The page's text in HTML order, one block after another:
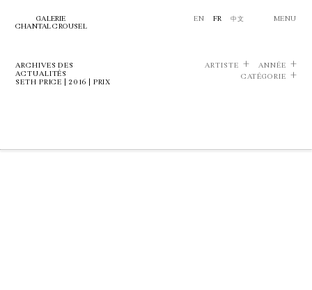
GALERIE
CHANTAL CROUSEL
EN FR 中文 MENU
ARCHIVES DES
ACTUALITÉS
SETH PRICE | 2016 | PRIX
ARTISTE
ANNÉE
CATÉGORIE